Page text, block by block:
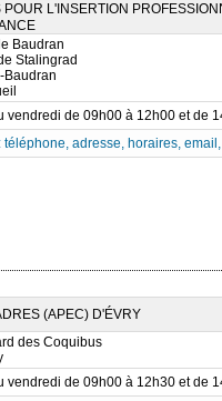
L'INSERTION
Baudran
Stalingrad
Baudran
vendredi de 09h00 à 12h00 et de
téléphone, adresse, horaires,
(APEC) D'ÉVRY
des Coquibus
vendredi de 09h00 à 12h30 et de